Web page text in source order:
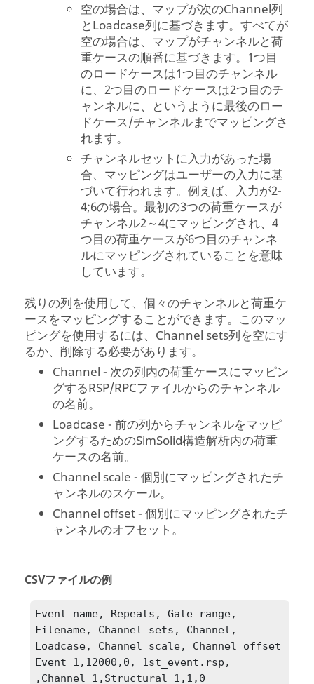
空の場合は、マップが次のChannel列
とLoadcase列に基づきます。すべてが
空の場合は、マップがチャンネルと荷
重ケースの順番に基づきます。1つ目
のロードケースは1つ目のチャンネル
に、2つ目のロードケースは2つ目のチ
ャンネルに、というように最後のロー
ドケース/チャンネルまでマッピングさ
れます。
チャンネルセットに入力があった場
合、マッピングはユーザーの入力に基
づいて行われます。例えば、入力が2-
4;6の場合。最初の3つの荷重ケースが
チャンネル2～4にマッピングされ、4
つ目の荷重ケースが6つ目のチャンネ
ルにマッピングされていることを意味
しています。​
残りの列を使用して、個々のチャンネルと荷重ケ
ースをマッピングすることができます。このマッ
ピングを使用するには、Channel sets列を空にす
るか、削除する必要があります。
Channel - 次の列内の荷重ケースにマッピン
グするRSP/RPCファイルからのチャンネル
の名前。​
Loadcase - 前の列からチャンネルをマッピ
ングするためのSimSolid構造解析内の荷重
ケースの名前。
Channel scale - 個別にマッピングされたチ
ャンネルのスケール。​
Channel offset - 個別にマッピングされたチ
ャンネルのオフセット。​
CSVファイルの例
Event name, Repeats, Gate range,
Filename, Channel sets, Channel,
Loadcase, Channel scale, Channel offset
Event 1,12000,0, 1st_event.rsp,
,Channel_1,Structural 1,1,0